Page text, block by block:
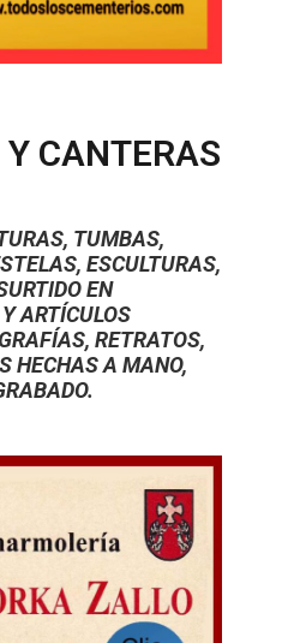
CANTERAS
TUMBAS,
ESCULTURAS,
EN
ARTÍCULOS
RETRATOS,
HECHAS A MANO,